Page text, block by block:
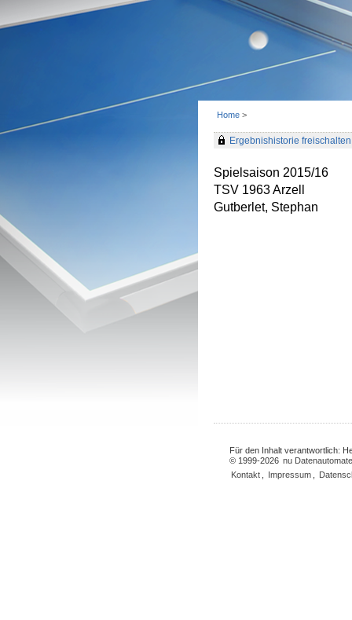
Home >
Ergebnishistorie freischalten
Spielsaison 2015/16
TSV 1963 Arzell
Gutberlet, Stephan
Für den Inhalt verantwortlich:
© 1999-2026 nu
Kontakt
Impressum